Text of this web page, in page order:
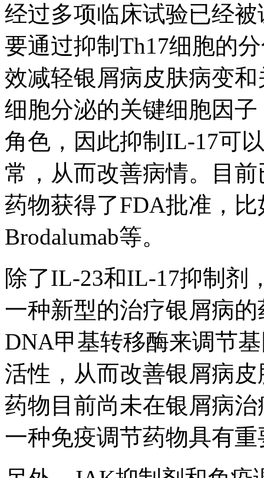
经过多项临床试验已经
要通过抑制Th17细胞的
效减轻银屑病皮肤病变
细胞分泌的关键细胞因
角色，因此抑制IL-17可
常，从而改善病情。目
药物获得了FDA批准，比
Brodalumab等。
除了IL-23和IL-17抑制剂
一种新型的治疗银屑病
DNA甲基转移酶来调节
活性，从而改善银屑病
药物目前尚未在银屑病
一种免疫调节药物具有